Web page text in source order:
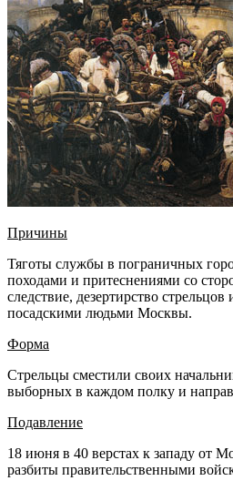
Причины
Тяготы службы в пограничных
походами и притеснениями со
следствие, дезертирство
посадскими людьми Москвы.
Форма
Стрельцы сместили своих
выборных в каждом полку и
Подавление
18 июня в 40 верстах к западу от
разбиты правительственными